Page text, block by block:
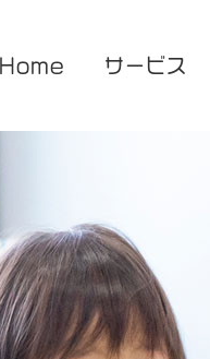
Home サービス
医療的ケア対応型児童発達支援
放課後等デイサービス
あまね